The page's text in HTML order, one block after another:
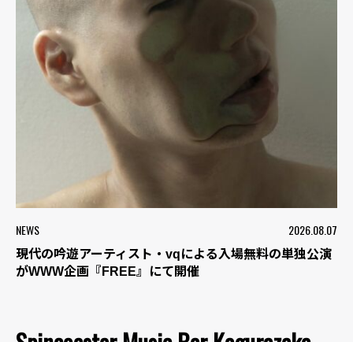
NEWS 2026.08.07
現代の吟遊アーティスト・vqによる入場無料の単独公演
がWWW企画『FREE』にて開催